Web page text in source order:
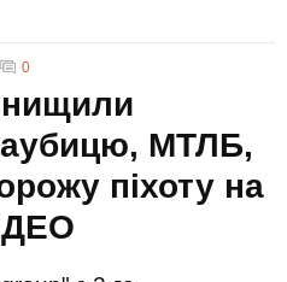
0
МТЛБ,
піхоту на